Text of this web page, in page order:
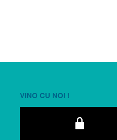
VINO CU NOI !